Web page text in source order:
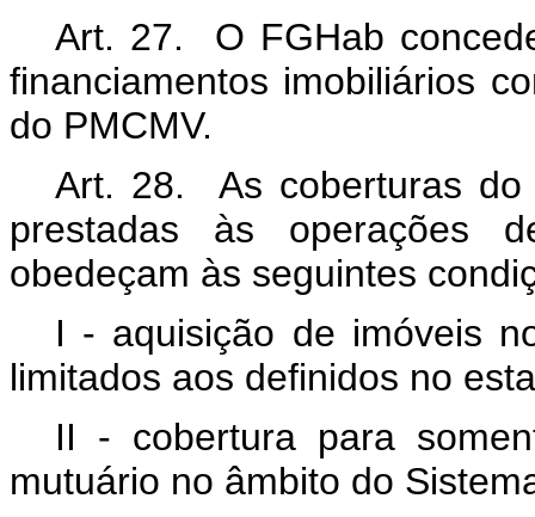
Art. 27. O FGHab
financiamentos imobiliários
do PMCMV.
Art. 28. As coberturas do
prestadas às operações
obedeçam às seguintes
I - aquisição de imóveis
limitados aos definidos no
II - cobertura para
mutuário no âmbito do